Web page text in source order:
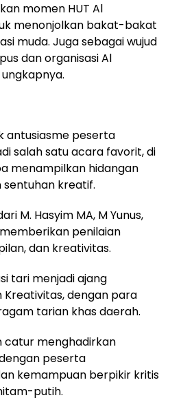
momen HUT Al
menonjolkan bakat-bakat
muda. Juga sebagai wujud
dan organisasi Al
ungkapnya.
antusiasme peserta
salah satu acara favorit, di
menampilkan hidangan
sentuhan kreatif.
M. Hasyim MA, M Yunus,
penilaian
dan kreativitas.
tari menjadi ajang
dengan para
tarian khas daerah.
catur menghadirkan
peserta
kemampuan berpikir kritis
putih.